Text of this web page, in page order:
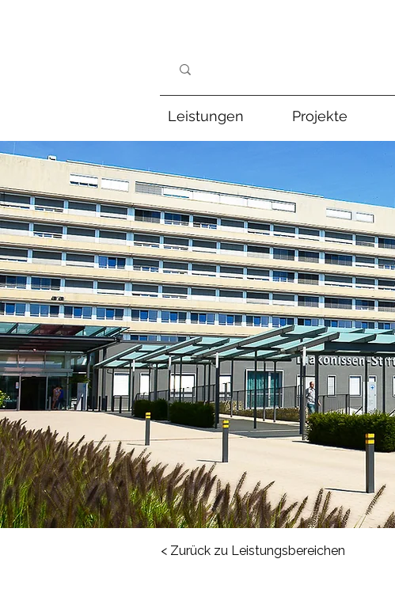
Leistungen Projekte
< Zurück zu Leistungsbereichen